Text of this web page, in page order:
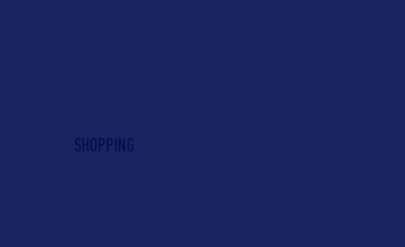
SHOPPING